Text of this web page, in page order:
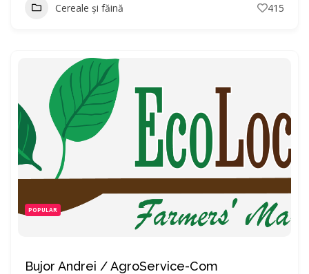
Cereale și făină 415
POPULAR
Bujor Andrei / AgroService-Com